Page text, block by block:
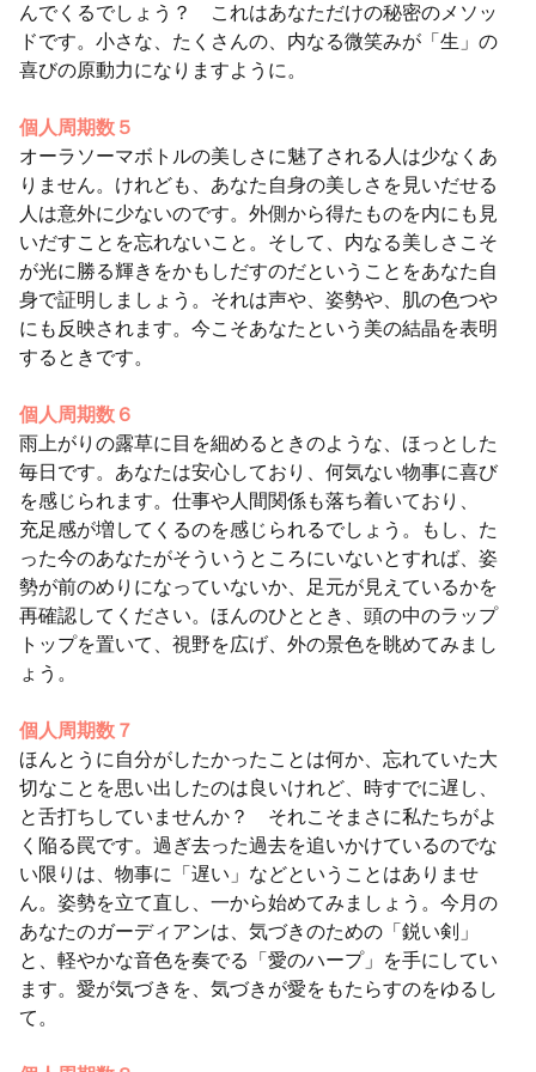
んでくるでしょう？ これはあなただけの秘密のメソッ
ドです。小さな、たくさんの、内なる微笑みが「生」の
喜びの原動力になりますように。
個人周期数５
オーラソーマボトルの美しさに魅了される人は少なくあ
りません。けれども、あなた自身の美しさを見いだせる
人は意外に少ないのです。外側から得たものを内にも見
いだすことを忘れないこと。そして、内なる美しさこそ
が光に勝る輝きをかもしだすのだということをあなた自
身で証明しましょう。それは声や、姿勢や、肌の色つや
にも反映されます。今こそあなたという美の結晶を表明
するときです。
個人周期数６
雨上がりの露草に目を細めるときのような、ほっとした
毎日です。あなたは安心しており、何気ない物事に喜び
を感じられます。仕事や人間関係も落ち着いており、
充足感が増してくるのを感じられるでしょう。もし、た
った今のあなたがそういうところにいないとすれば、姿
勢が前のめりになっていないか、足元が見えているかを
再確認してください。ほんのひととき、頭の中のラップ
トップを置いて、視野を広げ、外の景色を眺めてみまし
ょう。
個人周期数７
ほんとうに自分がしたかったことは何か、忘れていた大
切なことを思い出したのは良いけれど、時すでに遅し、
と舌打ちしていませんか？ それこそまさに私たちがよ
く陥る罠です。過ぎ去った過去を追いかけているのでな
い限りは、物事に「遅い」などということはありませ
ん。姿勢を立て直し、一から始めてみましょう。今月の
あなたのガーディアンは、気づきのための「鋭い剣」
と、軽やかな音色を奏でる「愛のハープ」を手にしてい
ます。愛が気づきを、気づきが愛をもたらすのをゆるし
て。